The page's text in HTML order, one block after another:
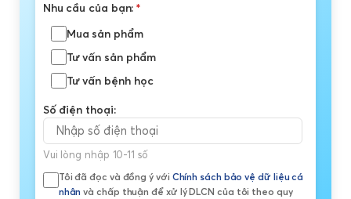
Nhu cầu của bạn:*
Mua sản phẩm
Tư vấn sản phẩm
Tư vấn bệnh học
Số điện thoại:
Vui lòng nhập 10-11 số
Tôi đã đọc và đồng ý với Chính sách bảo vệ dữ liệu cá
nhân và chấp thuận để xử lý DLCN của tôi theo quy